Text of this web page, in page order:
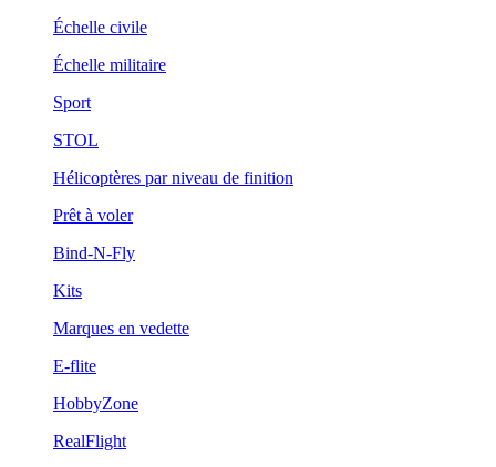
Échelle civile
Échelle militaire
Sport
STOL
Hélicoptères par niveau de finition
Prêt à voler
Bind-N-Fly
Kits
Marques en vedette
E-flite
HobbyZone
RealFlight